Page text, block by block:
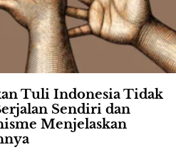
Tuli Indonesia Tidak
Sendiri dan
Menjelaskan